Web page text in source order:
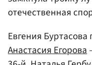
отечественная
Евгения
Анастасия Егорова